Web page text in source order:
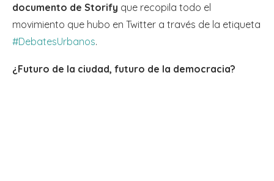
documento de Storify que recopila todo el
movimiento que hubo en Twitter a través de la etiqueta
#DebatesUrbanos.
¿Futuro de la ciudad, futuro de la democracia?